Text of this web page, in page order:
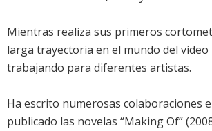
Mientras realiza sus primeros
larga trayectoria en el mundo del vídeo
trabajando para diferentes artistas.
Ha escrito numerosas colaboraciones
publicado las novelas “Making Of”